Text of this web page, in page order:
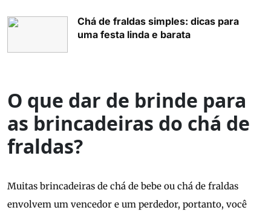
Chá de fraldas simples: dicas para
uma festa linda e barata
O que dar de brinde para
as brincadeiras do chá de
fraldas?
Muitas brincadeiras de chá de bebe ou chá de fraldas
envolvem um vencedor e um perdedor, portanto, você